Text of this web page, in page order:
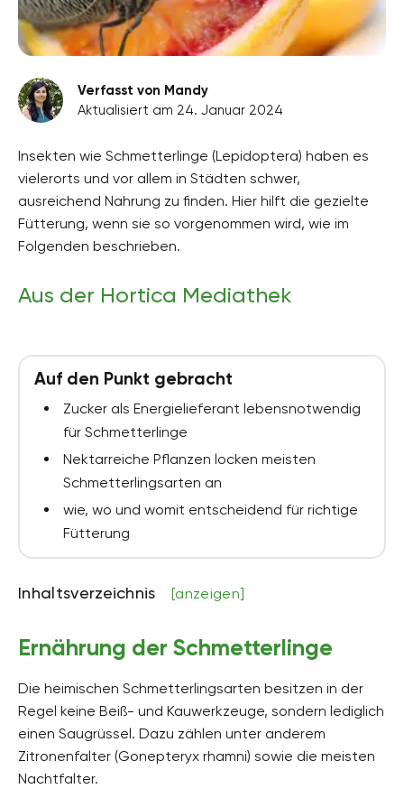
Verfasst von Mandy
Aktualisiert am 24. Januar 2024
Insekten wie Schmetterlinge (Lepidoptera) haben es
vielerorts und vor allem in Städten schwer,
ausreichend Nahrung zu finden. Hier hilft die gezielte
Fütterung, wenn sie so vorgenommen wird, wie im
Folgenden beschrieben.
Aus der Hortica Mediathek
Auf den Punkt gebracht
Zucker als Energielieferant lebensnotwendig
für Schmetterlinge
Nektarreiche Pflanzen locken meisten
Schmetterlingsarten an
wie, wo und womit entscheidend für richtige
Fütterung
Inhaltsverzeichnis [anzeigen]
Ernährung der Schmetterlinge
Die heimischen Schmetterlingsarten besitzen in der
Regel keine Beiß- und Kauwerkzeuge, sondern lediglich
einen Saugrüssel. Dazu zählen unter anderem
Zitronenfalter (Gonepteryx rhamni) sowie die meisten
Nachtfalter.